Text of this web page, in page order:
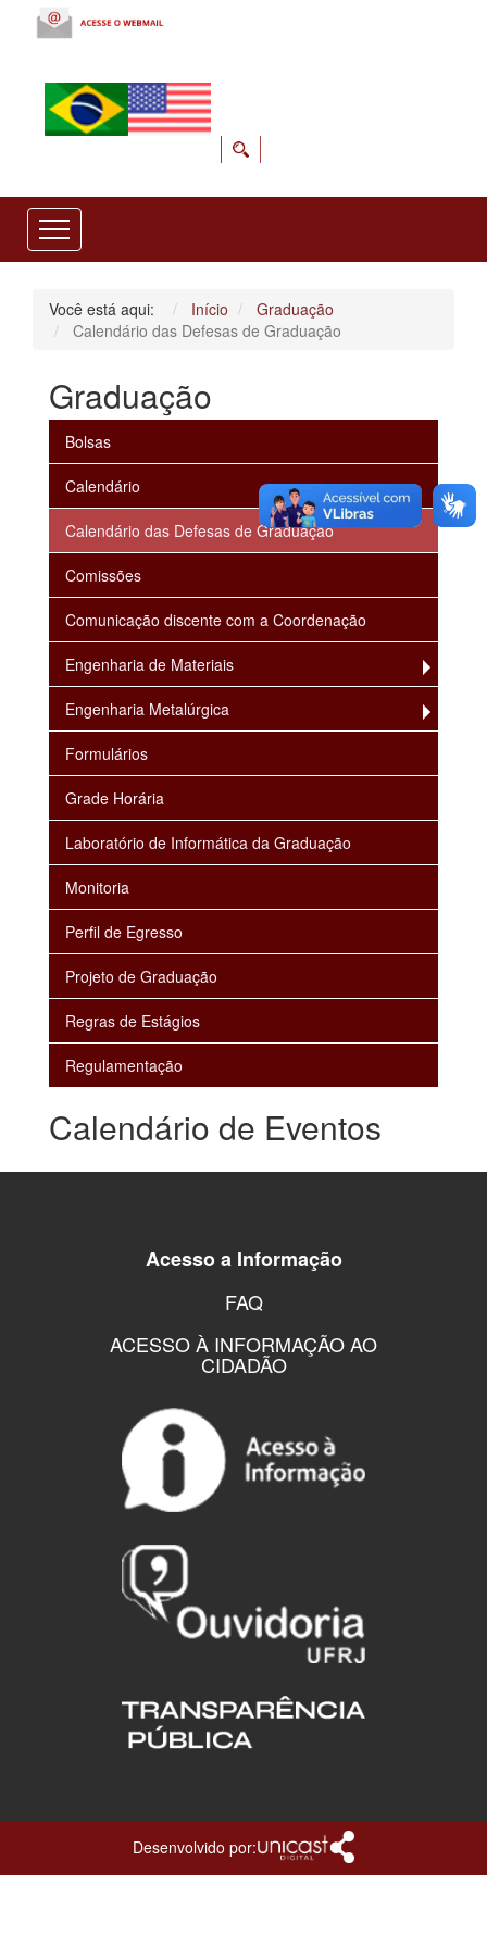
Você está aqui: Início
Graduação
Calendário das Defesas de Graduação
Graduação
Bolsas
Calendário
Calendário das Defesas de Graduação
Comissões
Comunicação discente com a Coordenação
Engenharia de Materiais
Engenharia Metalúrgica
Formulários
Grade Horária
Laboratório de Informática da Graduação
Monitoria
Perfil de Egresso
Projeto de Graduação
Regras de Estágios
Regulamentação
Calendário de Eventos
Acesso a Informação
FAQ
ACESSO À INFORMAÇÃO AO
CIDADÃO
Desenvolvido por: